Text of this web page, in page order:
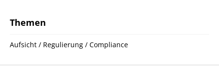
Themen
Aufsicht / Regulierung / Compliance